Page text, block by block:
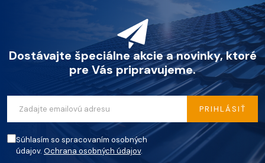
Dostávajte špeciálne akcie a novinky, ktoré
pre Vás pripravujeme.
Súhlasím so spracovaním osobných
údajov. Ochrana osobných údajov.
PRIHLÁSIŤ